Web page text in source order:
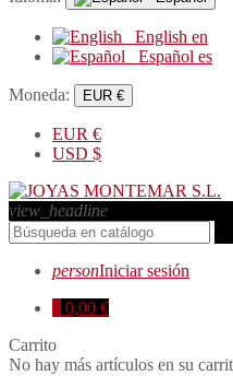
English en
Español es
Moneda: EUR €
EUR €
USD $
view_headline
personIniciar sesión
0,00 €
Carrito
No hay más artículos en su